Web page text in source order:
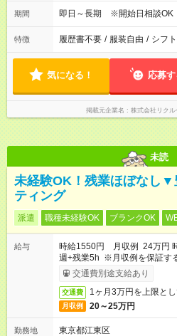
期間 即日～長期 ※開始日相談OK
特徴 履歴書不要 / 服装自由 / シフ
気になる！ 応募す
掲載元企業名 株式会社リク
未読
未経験OK！残業ほぼなし▼
ティング
派遣 職種未経験OK ブランクOK
給与
時給1550円 月収例 24万円
週+残業5h ※月収例を保証す
交通費別途支給あり
交通費 1ヶ月3万円を上限と
月収例 20～25万円
勤務地
東京都江東区